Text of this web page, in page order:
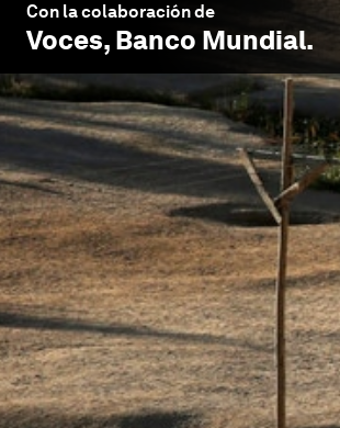
Con la colaboración de
Voces, Banco Mundial.